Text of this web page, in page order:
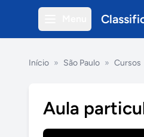
Início » São Paulo » Cursos
Aula